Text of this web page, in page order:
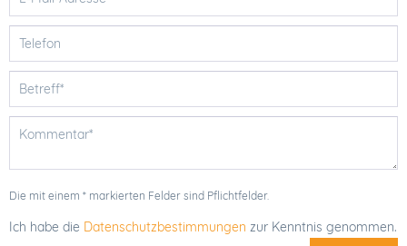
Die mit einem * markierten Felder sind Pflichtfelder.
Ich habe die Datenschutzbestimmungen zur Kenntnis genommen.